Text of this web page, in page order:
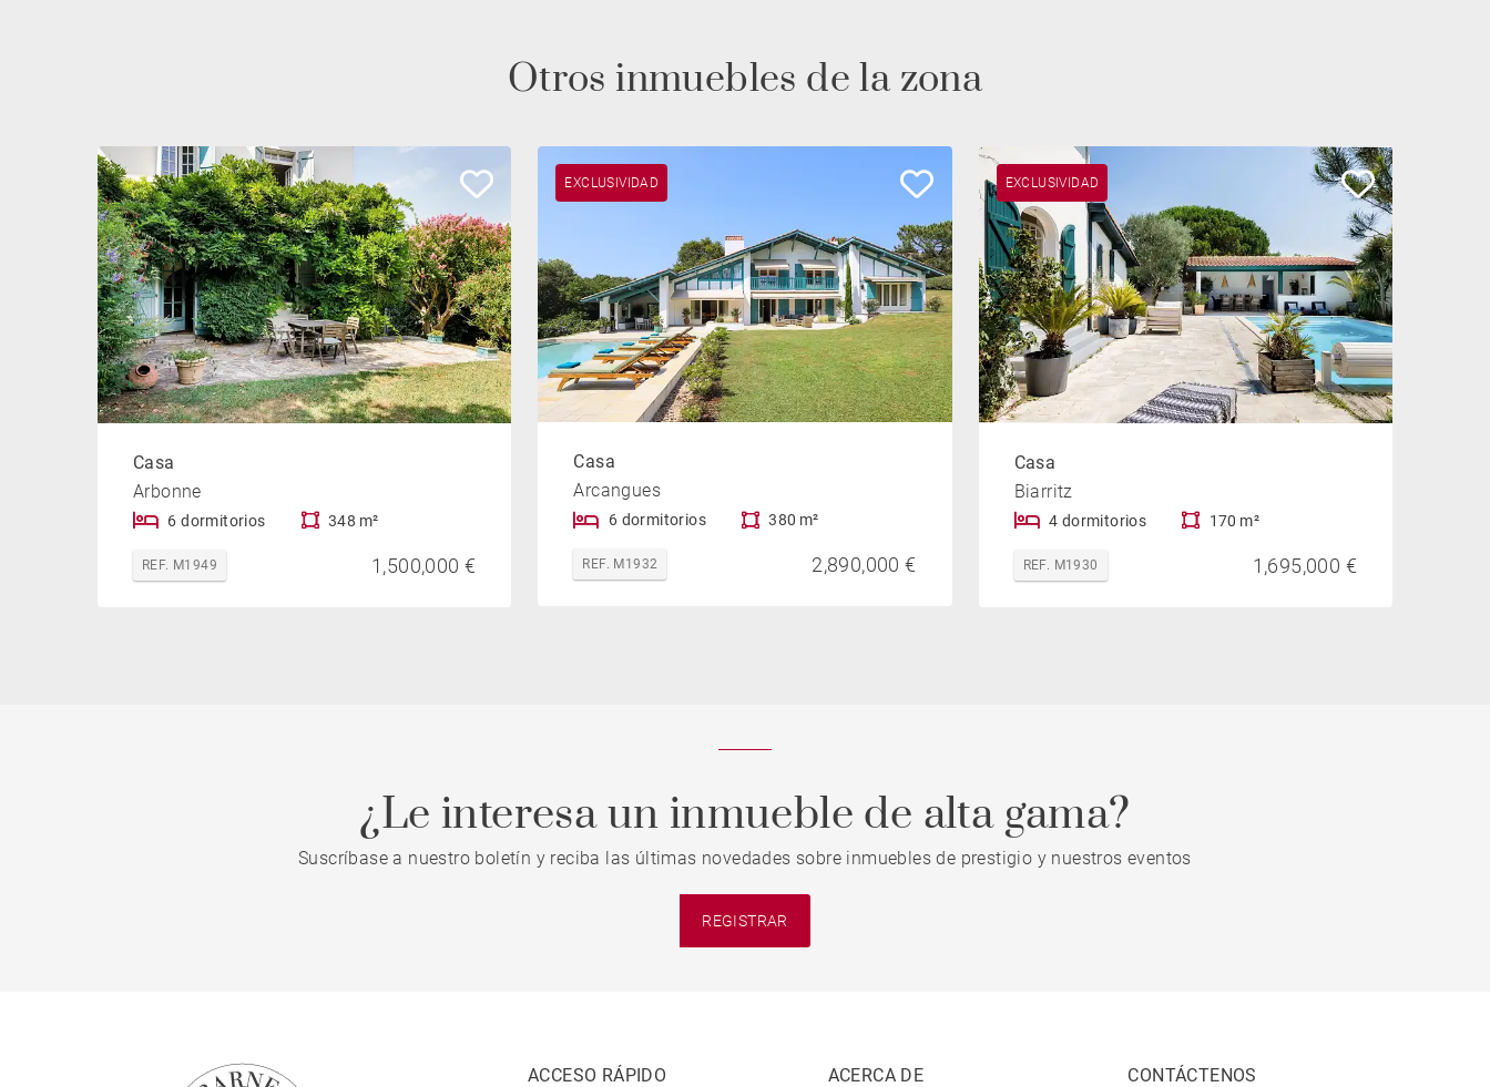
Otros inmuebles de la zona
Casa
Arbonne
6 dormitorios 348 m²
REF. M1949 1,500,000 €
EXCLUSIVIDAD
Casa
Arcangues
6 dormitorios 380 m²
REF. M1932 2,890,000 €
EXCLUSIVIDAD
Casa
Biarritz
4 dormitorios 170 m²
REF. M1930 1,695,000 €
¿Le interesa un inmueble de alta gama?
Suscríbase a nuestro boletín y reciba las últimas novedades sobre inmuebles de prestigio y nuestros eventos
REGISTRAR
ACCESO RÁPIDO
ACERCA DE
CONTÁCTENOS